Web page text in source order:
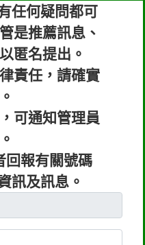
任何疑問都可
是推薦訊息、
匿名提出。
責任，請確實
可通知管理員
回報有關號碼
訊及訊息。